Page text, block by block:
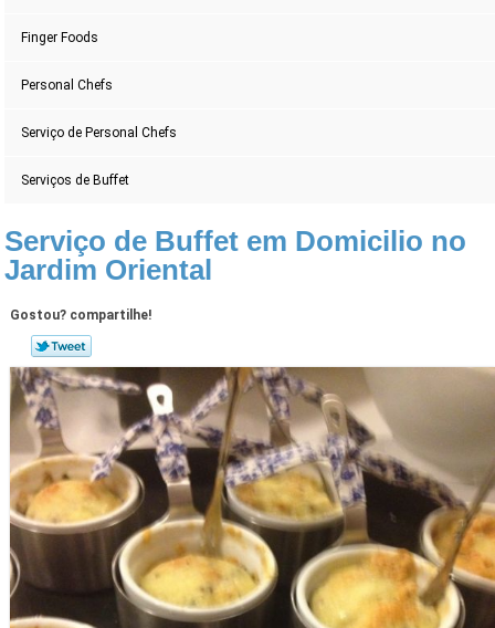
Finger Foods
Personal Chefs
Serviço de Personal Chefs
Serviços de Buffet
Serviço de Buffet em Domicilio no
Jardim Oriental
Gostou? compartilhe!